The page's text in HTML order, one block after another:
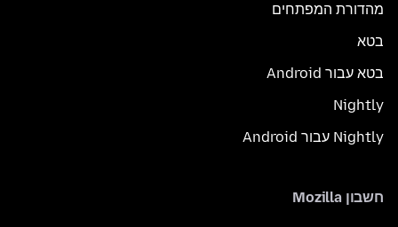
מהדורת המפתחים
בטא
בטא עבור Android
Nightly
Nightly עבור Android
חשבון Mozilla